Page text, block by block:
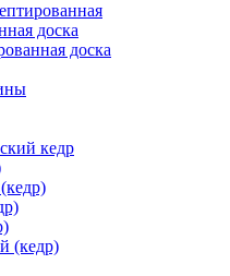
доска
доска
кедр
(кедр)